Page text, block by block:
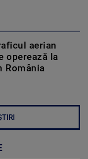
aerian
operează la
România